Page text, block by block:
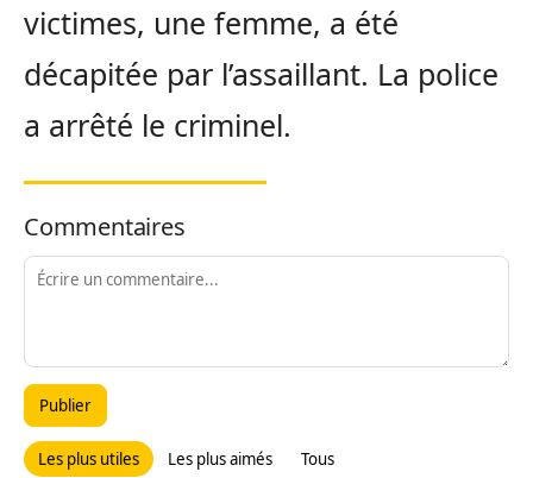
victimes, une femme, a été
décapitée par l’assaillant. La police
a arrêté le criminel.
Commentaires
Publier
Les plus utiles Les plus aimés Tous